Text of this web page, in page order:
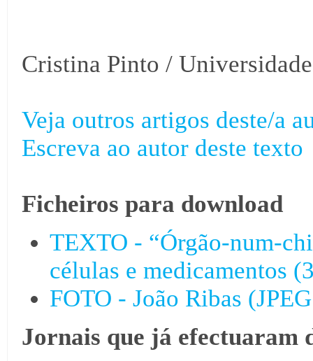
Cristina Pinto /
Veja outros artigos deste/a
Escreva ao autor deste texto
Ficheiros para download
TEXTO - “Órgão-num-
células e medicamentos
FOTO - João Ribas
Jornais que já efectuaram